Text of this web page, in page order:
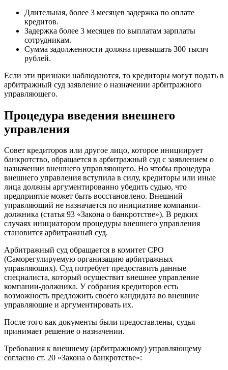
Длительная, более 3 месяцев задержка по оплате
кредитов.
Задержка более 3 месяцев по выплатам зарплаты
сотрудникам.
Сумма задолженности должна превышать 300 тысяч
рублей.
Если эти признаки наблюдаются, то кредиторы могут подать в
арбитражный суд заявление о назначении арбитражного
управляющего.
Процедура введения внешнего
управления
Совет кредиторов или другое лицо, которое инициирует
банкротство, обращается в арбитражный суд с заявлением о
назначении внешнего управляющего. Но чтобы процедура
внешнего управления вступила в силу, кредиторы или иные
лица должны аргументированно убедить судью, что
предприятие может быть восстановлено. Внешний
управляющий не назначается по инициативе компании-
должника (статья 93 «Закона о банкротстве»). В редких
случаях инициатором процедуры внешнего управления
становится арбитражный суд.
Арбитражный суд обращается в комитет СРО
(Саморегулируемую организацию арбитражных
управляющих). Суд потребует предоставить данные
специалиста, который осуществит внешнее управление
компании-должника. У собрания кредиторов есть
возможность предложить своего кандидата во внешние
управляющие и аргументировать их.
После того как документы были предоставлены, судья
принимает решение о назначении.
Требования к внешнему (арбитражному) управляющему
согласно ст. 20 «Закона о банкротстве»: